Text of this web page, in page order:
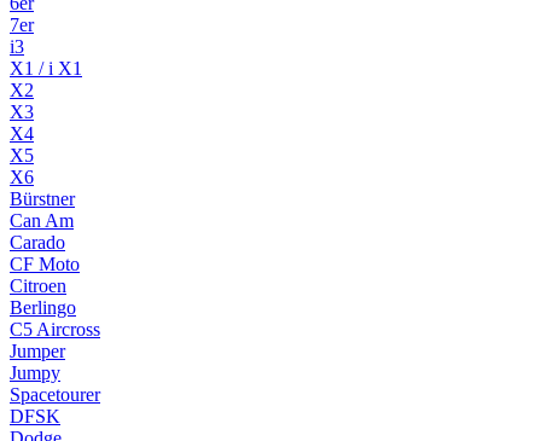
7er
i3
X1 / i X1
X2
X3
X4
X5
X6
Bürstner
Can Am
Carado
CF Moto
Citroen
Berlingo
C5 Aircross
Jumper
Jumpy
Spacetourer
DFSK